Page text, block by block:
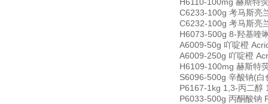
C6233-100g 考马斯亮
C6232-100g 考马斯亮
H6073-500g 8-羟基喹
A6009-50g 吖啶橙
A6009-250g 吖啶橙
H6109-100mg 赫斯特
S6096-500g 辛酸钠(
P6167-1kg 1,3-丙二醇
P6033-500g 丙酮酸钠